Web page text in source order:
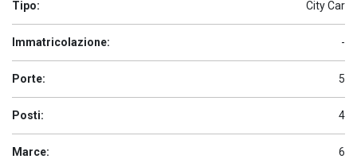
Tipo: City Car
Immatricolazione: -
Porte: 5
Posti: 4
Marce: 6